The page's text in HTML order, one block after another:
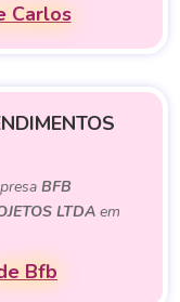
Carlos
BFB
LTDAem
Bfb